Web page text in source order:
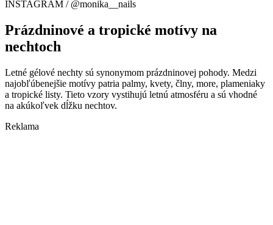
INSTAGRAM / @monika__nails
Prázdninové a tropické motívy na
nechtoch
Letné gélové nechty sú synonymom prázdninovej pohody. Medzi
najobľúbenejšie motívy patria palmy, kvety, člny, more, plameniaky
a tropické listy. Tieto vzory vystihujú letnú atmosféru a sú vhodné
na akúkoľvek dĺžku nechtov.
Reklama